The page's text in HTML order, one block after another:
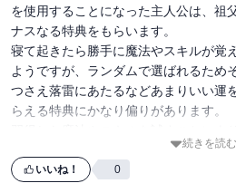
を使用することになった主人公は、祖
ナスなる特典をもらいます。
寝て起きたら勝手に魔法やスキルが覚
ようですが、ランダムで選ばれるため
つさえ落雷にあたるなどあまりいい運
らえる特典にかなり偏りがあります。
続きを読む
いいね！ 0